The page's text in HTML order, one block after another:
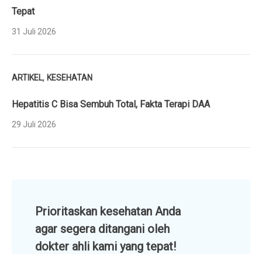
Tepat
31 Juli 2026
ARTIKEL, KESEHATAN
Hepatitis C Bisa Sembuh Total, Fakta Terapi DAA
29 Juli 2026
Prioritaskan kesehatan Anda
agar segera ditangani oleh
dokter ahli kami yang tepat!